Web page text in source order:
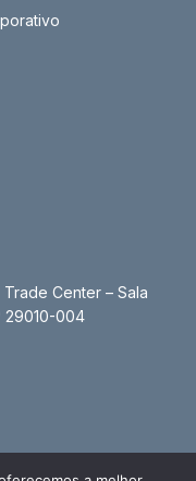
Center – Sala
29010-004